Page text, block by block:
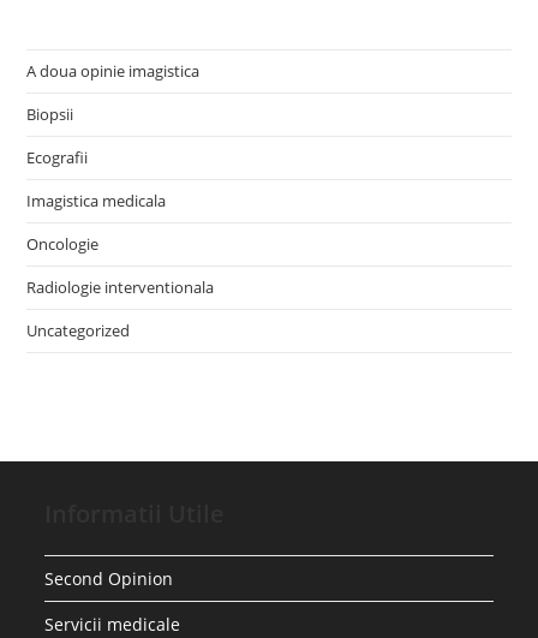
A doua opinie imagistica
Biopsii
Ecografii
Imagistica medicala
Oncologie
Radiologie interventionala
Uncategorized
Second Opinion
Servicii medicale